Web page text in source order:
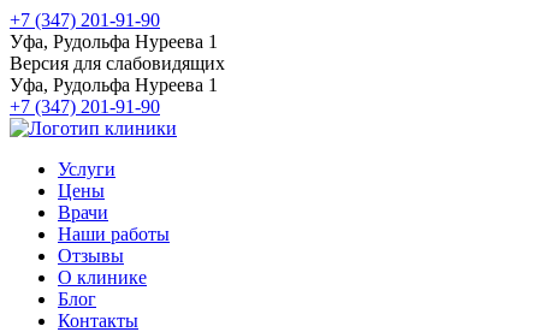
+7 (347) 201-91-90
Уфа, Рудольфа Нуреева 1
Версия для слабовидящих
Уфа, Рудольфа Нуреева 1
+7 (347) 201-91-90
Услуги
Цены
Врачи
Наши работы
Отзывы
О клинике
Блог
Контакты